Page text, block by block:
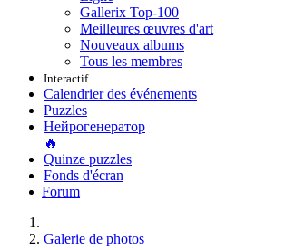
Gallerix Top-100
Meilleures œuvres d'art
Nouveaux albums
Tous les membres
Interactif
Calendrier des événements
Puzzles
Нейрогенератор
🔥
Quinze puzzles
Fonds d'écran
Forum
Galerie de photos